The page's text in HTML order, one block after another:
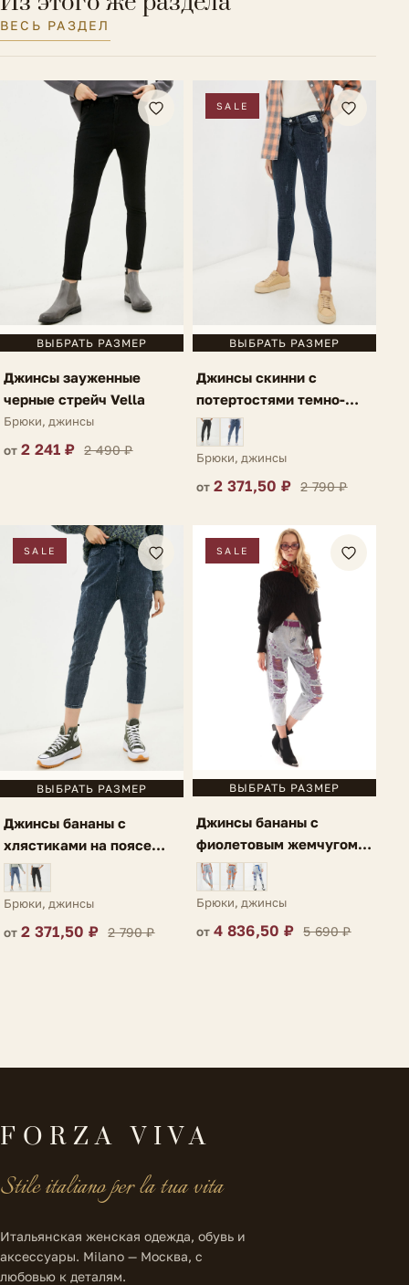
Тип посадки
Размер на модели 38 IT
Ширина низа брючин 12 см.
ВЕСЬ РАЗДЕЛ
ВЫБРАТЬ РАЗМЕР
Джинсы зауженные
черные стрейч Vella
Брюки, джинсы
от 2 241 ₽ 2 490 ₽
SALE
ВЫБРАТЬ РАЗМЕР
Джинсы скинни с
потертостями темно-
синие Caulonia
Брюки, джинсы
от2 371,50 ₽ 2 790 ₽
SALE
ВЫБРАТЬ РАЗМЕР
Джинсы бананы с
хлястиками на поясе
серо-голубые Acri
Брюки, джинсы
от 2 371,50 ₽ 2 790 ₽
SALE
ВЫБРАТЬ РАЗМЕР
Джинсы бананы с
фиолетовым жемчугом
голубые Perla
Брюки, джинсы
от4 836,50 ₽ 5 690 ₽
FORZA VIVA
Stile italiano per la tua vita
Итальянская женская одежда, обувь и
аксессуары. Milano — Москва, с
любовью к деталям.